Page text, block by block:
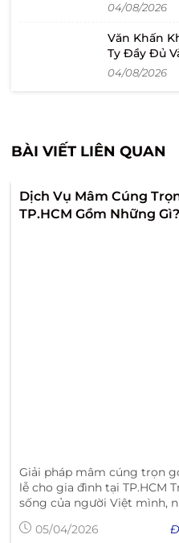
04/08/2026
Văn Khấn
Ty Đầy Đủ
04/08/2026
BÀI VIẾT LIÊN QUAN
Dịch Vụ Mâm Cúng
TP.HCM Gồm Những
Giải pháp mâm cúng trọn
lễ cho gia đình tại TP.HCM
sống của người Việt mình,
05/04/2026